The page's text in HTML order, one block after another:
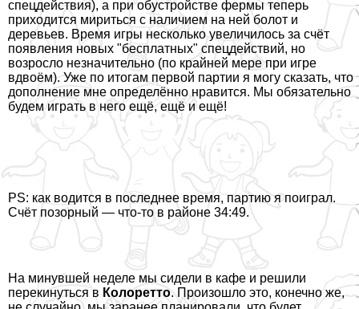
спецдействия), а при обустройстве фермы теперь
приходится мириться с наличием на ней болот и
деревьев. Время игры несколько увеличилось за счёт
появления новых "бесплатных" спецдействий, но
возросло незначительно (по крайней мере при игре
вдвоём). Уже по итогам первой партии я могу сказать, что
дополнение мне определённо нравится. Мы обязательно
будем играть в него ещё, ещё и ещё!
PS: как водится в последнее время, партию я поиграл.
Счёт позорный — что-то в районе 34:49.
На минувшей неделе мы сидели в кафе и решили
перекинуться в Колоретто. Произошло это, конечно же,